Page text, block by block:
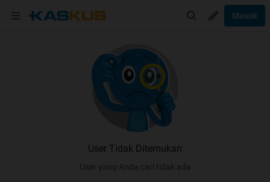
Masuk
User Tidak Ditemukan
User yang Anda cari tidak ada